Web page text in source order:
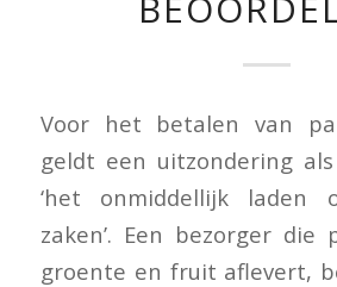
Voor het betalen van
geldt een uitzondering
‘het onmiddellijk laden
zaken’. Een bezorger die
groente en fruit aflevert,